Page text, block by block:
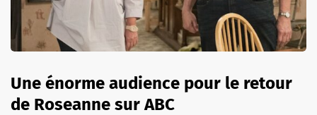
Une énorme audience pour le retour
de Roseanne sur ABC